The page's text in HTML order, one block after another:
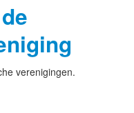
verenigingen.